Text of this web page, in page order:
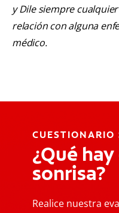
y Dile siempre
relación con alguna
médico.
CUESTIONARIO
¿Qué
sonrisa?
Realice nuestra